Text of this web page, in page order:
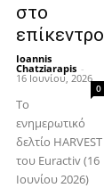
στο
επίκεντρο
Ioannis
Chatziarapis -
16 Ιουνίου, 2026
0
Το
ενημερωτικό
δελτίο HARVEST
του Euractiv (16
Ιουνίου 2026)